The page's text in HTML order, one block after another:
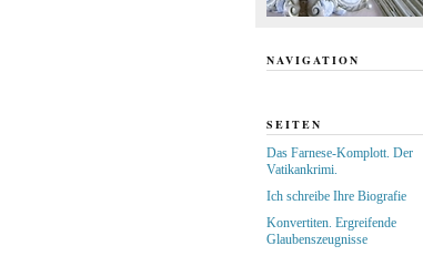
NAVIGATION
SEITEN
Das Farnese-Komplott. Der
Vatikankrimi.
Ich schreibe Ihre Biografie
Konvertiten. Ergreifende
Glaubenszeugnisse